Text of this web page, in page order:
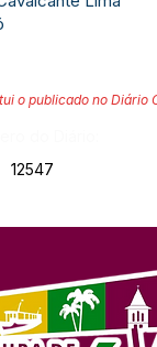
o publicado no
12547